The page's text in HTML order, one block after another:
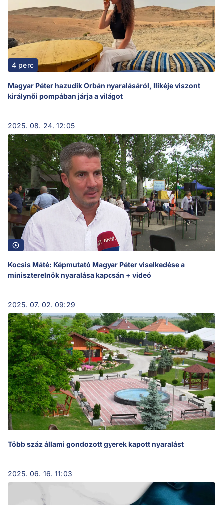
4 perc
Magyar Péter hazudik Orbán nyaralásáról, Ilikéje viszont
királynői pompában járja a világot
2025. 08. 24. 12:05
Kocsis Máté: Képmutató Magyar Péter viselkedése a
miniszterelnök nyaralása kapcsán + videó
2025. 07. 02. 09:29
Több száz állami gondozott gyerek kapott nyaralást
2025. 06. 16. 11:03